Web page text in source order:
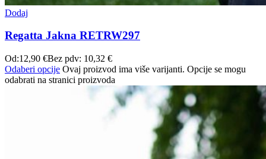
Dodaj
Regatta Jakna RETRW297
Od:12,90 €Bez pdv: 10,32 €
Odaberi opcije Ovaj proizvod ima više varijanti. Opcije se mogu
odabrati na stranici proizvoda